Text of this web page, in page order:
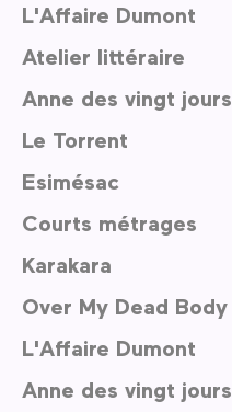
L'Affaire Dumont
Atelier littéraire
Anne des vingt jours
Le Torrent
Esimésac
Courts métrages
Karakara
Over My Dead Body
L'Affaire Dumont
Anne des vingt jours